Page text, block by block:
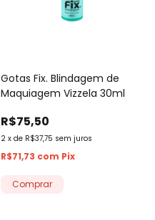
Gotas Fix. Blindagem de
Maquiagem Vizzela 30ml
R$75,50
2 x de R$37,75 sem juros
R$71,73 com Pix